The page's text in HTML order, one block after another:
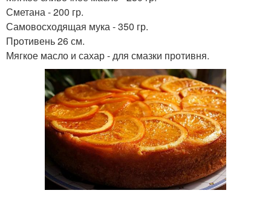
Сметана - 200 гр.
Самовосходящая мука - 350 гр.
Противень 26 см.
Мягкое масло и сахар - для смазки противня.